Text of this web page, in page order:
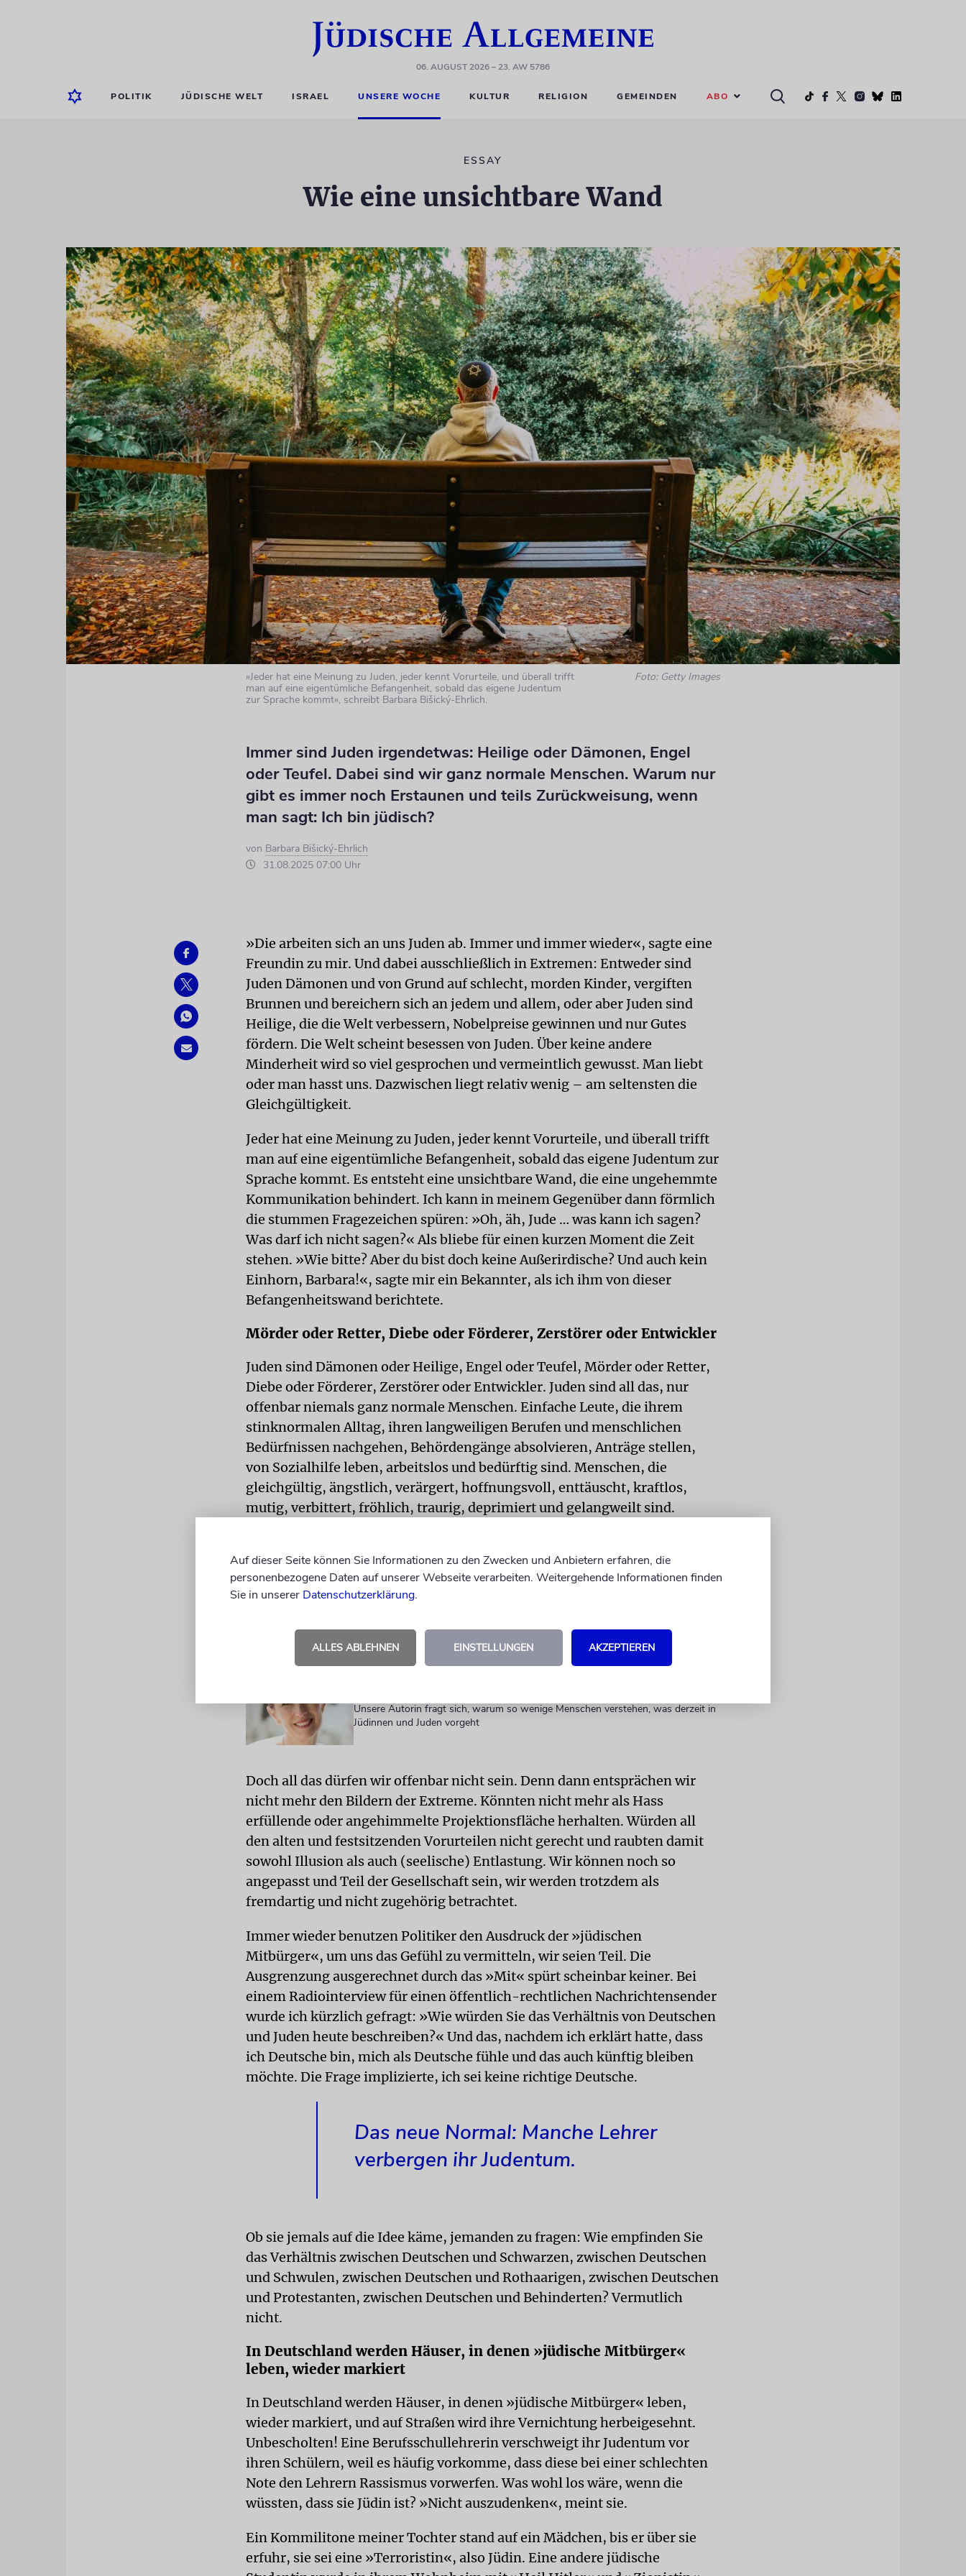
06. AUGUST 2026– 23. AW 5786
POLITIK JÜDISCHE WELT ISRAEL UNSERE WOCHE KULTUR RELIGION GEMEINDEN ABO
ESSAY
Wie eine unsichtbare Wand
»Jeder hat eine Meinung zu Juden, jeder kennt Vorurteile, und überall trifft
man auf eine eigentümliche Befangenheit, sobald das eigene Judentum
zur Sprache kommt«, schreibt Barbara Bišický-Ehrlich.
Foto: Getty Images
Immer sind Juden irgendetwas: Heilige oder Dämonen, Engel
oder Teufel. Dabei sind wir ganz normale Menschen. Warum nur
gibt es immer noch Erstaunen und teils Zurückweisung, wenn
man sagt: Ich bin jüdisch?
von Barbara Bišický-Ehrlich
31.08.2025 07:00 Uhr
»Die arbeiten sich an uns Juden ab. Immer und immer wieder«, sagte eine
Freundin zu mir. Und dabei ausschließlich in Extremen: Entweder sind
Juden Dämonen und von Grund auf schlecht, morden Kinder, vergiften
Brunnen und bereichern sich an jedem und allem, oder aber Juden sind
Heilige, die die Welt verbessern, Nobelpreise gewinnen und nur Gutes
fördern. Die Welt scheint besessen von Juden. Über keine andere
Minderheit wird so viel gesprochen und vermeintlich gewusst. Man liebt
oder man hasst uns. Dazwischen liegt relativ wenig – am seltensten die
Gleichgültigkeit.
Jeder hat eine Meinung zu Juden, jeder kennt Vorurteile, und überall trifft
man auf eine eigentümliche Befangenheit, sobald das eigene Judentum zur
Sprache kommt. Es entsteht eine unsichtbare Wand, die eine ungehemmte
Kommunikation behindert. Ich kann in meinem Gegenüber dann förmlich
die stummen Fragezeichen spüren: »Oh, äh, Jude … was kann ich sagen?
Was darf ich nicht sagen?« Als bliebe für einen kurzen Moment die Zeit
stehen. »Wie bitte? Aber du bist doch keine Außerirdische? Und auch kein
Einhorn, Barbara!«, sagte mir ein Bekannter, als ich ihm von dieser
Befangenheitswand berichtete.
Mörder oder Retter, Diebe oder Förderer, Zerstörer oder Entwickler
Juden sind Dämonen oder Heilige, Engel oder Teufel, Mörder oder Retter,
Diebe oder Förderer, Zerstörer oder Entwickler. Juden sind all das, nur
offenbar niemals ganz normale Menschen. Einfache Leute, die ihrem
stinknormalen Alltag, ihren langweiligen Berufen und menschlichen
Bedürfnissen nachgehen, Behördengänge absolvieren, Anträge stellen,
von Sozialhilfe leben, arbeitslos und bedürftig sind. Menschen, die
gleichgültig, ängstlich, verärgert, hoffnungsvoll, enttäuscht, kraftlos,
mutig, verbittert, fröhlich, traurig, deprimiert und gelangweilt sind.
LESEN SIE AUCH
Die Autorin Barbara Bišický-Ehrlich über Anekdoten, das wilde Prag der 90er-
Jahre und Identitätssuche
Unsere Autorin fragt sich, warum so wenige Menschen verstehen, was derzeit in
Jüdinnen und Juden vorgeht
Doch all das dürfen wir offenbar nicht sein. Denn dann entsprächen wir
nicht mehr den Bildern der Extreme. Könnten nicht mehr als Hass
erfüllende oder angehimmelte Projektionsfläche herhalten. Würden all
den alten und festsitzenden Vorurteilen nicht gerecht und raubten damit
sowohl Illusion als auch (seelische) Entlastung. Wir können noch so
angepasst und Teil der Gesellschaft sein, wir werden trotzdem als
fremdartig und nicht zugehörig betrachtet.
Immer wieder benutzen Politiker den Ausdruck der »jüdischen
Mitbürger«, um uns das Gefühl zu vermitteln, wir seien Teil. Die
Ausgrenzung ausgerechnet durch das »Mit« spürt scheinbar keiner. Bei
einem Radiointerview für einen öffentlich-rechtlichen Nachrichtensender
wurde ich kürzlich gefragt: »Wie würden Sie das Verhältnis von Deutschen
und Juden heute beschreiben?« Und das, nachdem ich erklärt hatte, dass
ich Deutsche bin, mich als Deutsche fühle und das auch künftig bleiben
möchte. Die Frage implizierte, ich sei keine richtige Deutsche.
Das neue Normal: Manche Lehrer
verbergen ihr Judentum.
Ob sie jemals auf die Idee käme, jemanden zu fragen: Wie empfinden Sie
das Verhältnis zwischen Deutschen und Schwarzen, zwischen Deutschen
und Schwulen, zwischen Deutschen und Rothaarigen, zwischen Deutschen
und Protestanten, zwischen Deutschen und Behinderten? Vermutlich
nicht.
In Deutschland werden Häuser, in denen »jüdische Mitbürger«
leben, wieder markiert
In Deutschland werden Häuser, in denen »jüdische Mitbürger« leben,
wieder markiert, und auf Straßen wird ihre Vernichtung herbeigesehnt.
Unbescholten! Eine Berufsschullehrerin verschweigt ihr Judentum vor
ihren Schülern, weil es häufig vorkomme, dass diese bei einer schlechten
Note den Lehrern Rassismus vorwerfen. Was wohl los wäre, wenn die
wüssten, dass sie Jüdin ist? »Nicht auszudenken«, meint sie.
Ein Kommilitone meiner Tochter stand auf ein Mädchen, bis er über sie
erfuhr, sie sei eine »Terroristin«, also Jüdin. Eine andere jüdische
Auf dieser Seite können Sie Informationen zu den Zwecken und Anbietern erfahren, die
personenbezogene Daten auf unserer Webseite verarbeiten. Weitergehende Informationen finden
Sie in unserer Datenschutzerklärung.
ALLES ABLEHNEN EINSTELLUNGEN AKZEPTIEREN